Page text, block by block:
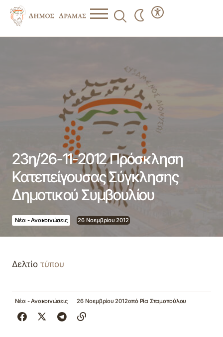
23η/26-11-2012 Πρόσκληση
Κατεπείγουσας Σύγκλησης
Δημοτικού Συμβουλίου
Νέα - Ανακοινώσεις 26 Νοεμβρίου 2012
Δελτίο τύπου
Νέα - Ανακοινώσεις 26 Νοεμβρίου 2012από Ρία Σταμοπούλου